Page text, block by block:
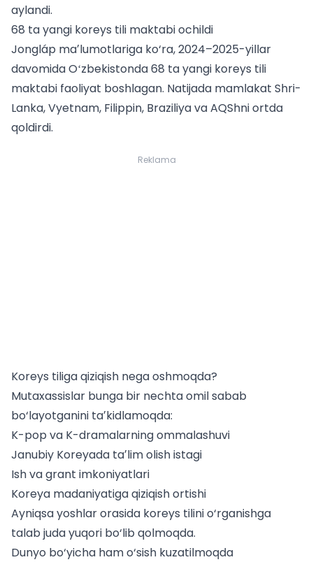
aylandi.
68 ta yangi koreys tili maktabi ochildi
Jongláp maʼlumotlariga ko‘ra, 2024–2025-yillar
davomida Oʻzbekistonda 68 ta yangi koreys tili
maktabi faoliyat boshlagan. Natijada mamlakat Shri-
Lanka, Vyetnam, Filippin, Braziliya va AQShni ortda
qoldirdi.
Reklama
Koreys tiliga qiziqish nega oshmoqda?
Mutaxassislar bunga bir nechta omil sabab
bo‘layotganini taʼkidlamoqda:
K-pop va K-dramalarning ommalashuvi
Janubiy Koreyada taʼlim olish istagi
Ish va grant imkoniyatlari
Koreya madaniyatiga qiziqish ortishi
Ayniqsa yoshlar orasida koreys tilini o‘rganishga
talab juda yuqori bo‘lib qolmoqda.
Dunyo bo‘yicha ham o‘sish kuzatilmoqda